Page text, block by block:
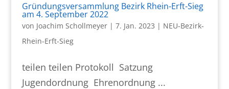
Gründungsversammlung Bezirk Rhein-Erft-Sieg
am 4. September 2022
von Joachim Schollmeyer| 7. Jan. 2023 | NEU-Bezirk-
Rhein-Erft-Sieg
teilen teilen Protokoll Satzung
Jugendordnung Ehrenordnung ...